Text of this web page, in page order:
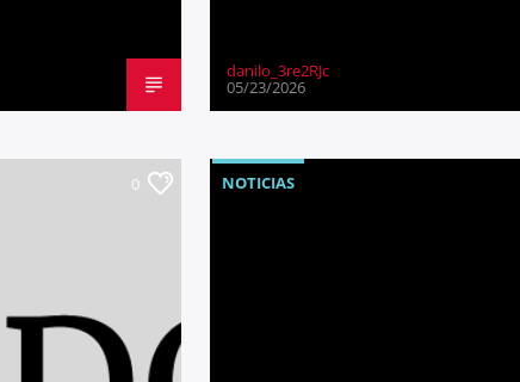
danilo_3re2RJc
05/23/2026
0 NOTICIAS